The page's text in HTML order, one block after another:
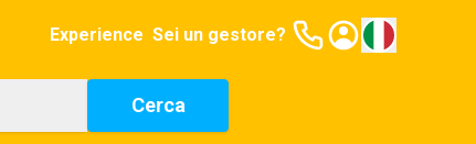
Experience Sei un gestore?
Cerca